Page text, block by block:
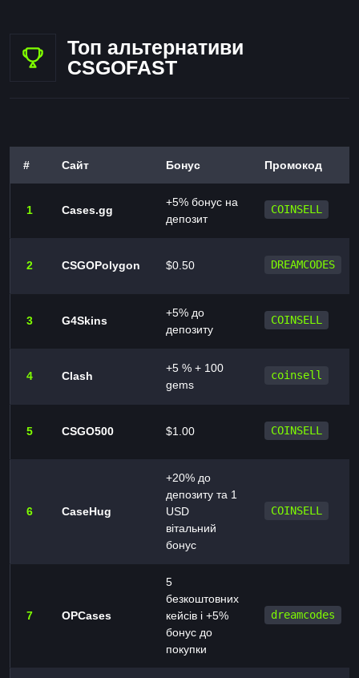
Топ альтернативи
CSGOFAST
# Сайт Бонус Промокод
1 Cases.gg
+5% бонус на
депозит
COINSELL
2 CSGOPolygon $0.50 DREAMCODES
3 G4Skins
+5% до
депозиту
COINSELL
4 Clash
+5 % + 100
gems
coinsell
5 CSGO500 $1.00 COINSELL
6 CaseHug
+20% до
депозиту та 1
USD
вітальний
бонус
COINSELL
7 OPCases
5
безкоштовних
кейсів і +5%
бонус до
покупки
dreamcodes